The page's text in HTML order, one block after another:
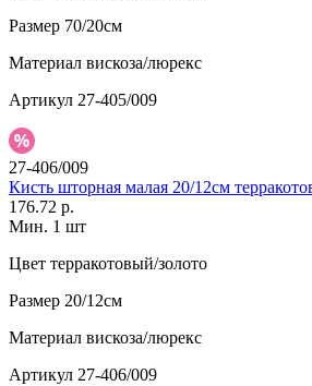
Размер 70/20см
Материал вискоза/люрекс
Артикул 27-405/009
27-406/009
Кисть шторная малая 20/12см
176.72 р.
Мин. 1 шт
Цвет терракотовый/золото
Размер 20/12см
Материал вискоза/люрекс
Артикул 27-406/009